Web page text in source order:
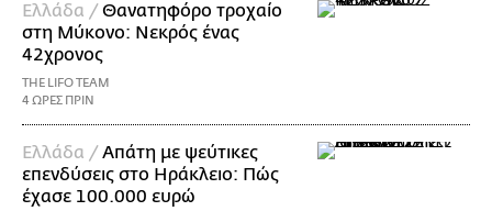
Ελλάδα / Θανατηφόρο τροχαίο
στη Μύκονο: Νεκρός ένας
42χρονος
THE LIFO TEAM
4 ΩΡΕΣ ΠΡΙΝ
Ελλάδα / Απάτη με ψεύτικες
επενδύσεις στο Ηράκλειο: Πώς
έχασε 100.000 ευρώ